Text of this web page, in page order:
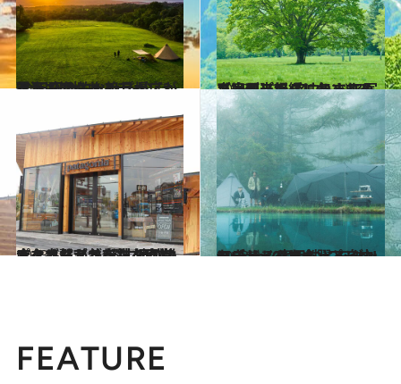
2023.9.1
雲海も観られるチャンス！ 圧倒的な絶景が広がる 天空のキャンプ場【3選】
ライフスタイル 2023.5.12
ゴールデングリーンシーズン到来！ アウトドア写真家がリアルにおすすめ【絶景】新緑に包まれるキャンプ場
ライフスタイル
2023.5.6
パタゴニアが新たな直営店をオープン 軽井沢の雄大な自然と共存し 地域の人々と繋がる店舗を目指す
ライフスタイル 2023.3.30
アウトドアをもっと自由に――。 実用性とモダンなデザインに心躍る and wanderのキャンプシリーズ
ライフスタイル
FEATURE